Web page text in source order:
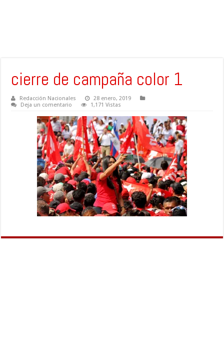
cierre de campaña color 1
Redacción Nacionales
28 enero, 2019
Deja un comentario
1,171 Vistas